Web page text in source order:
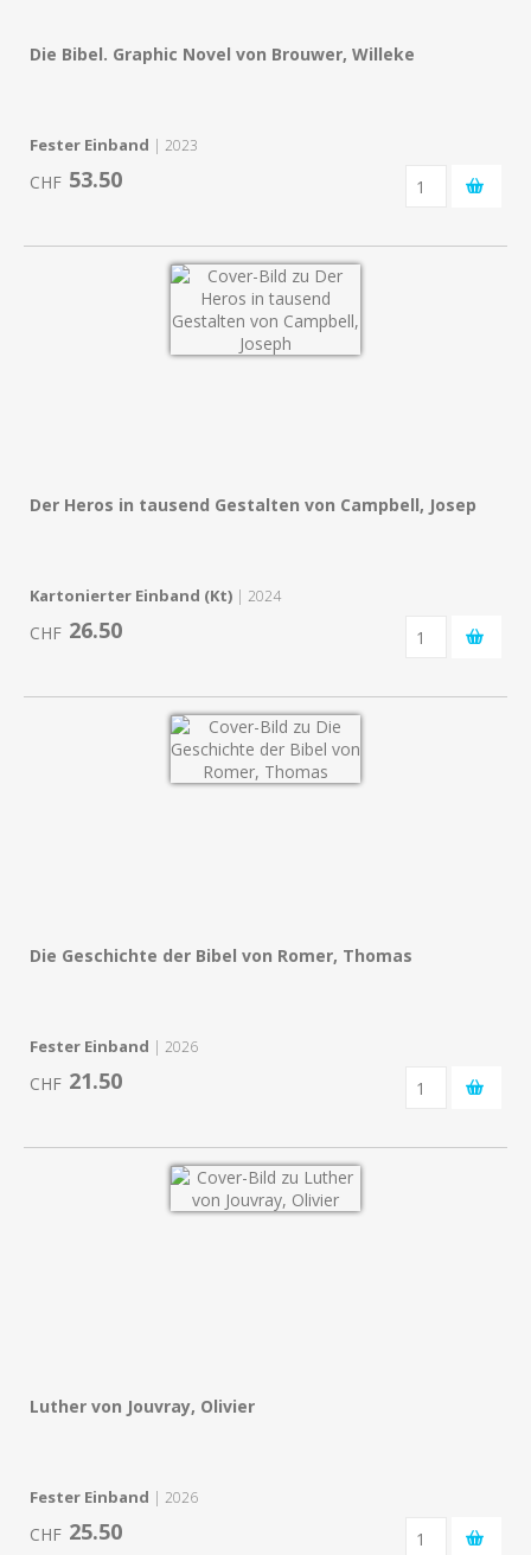
Die Bibel. Graphic Novel von Brouwer, Willeke
Fester Einband | 2023
CHF 53.50
Der Heros in tausend Gestalten von Campbell, Josep
Kartonierter Einband (Kt) | 2024
CHF 26.50
Die Geschichte der Bibel von Romer, Thomas
Fester Einband | 2026
CHF 21.50
Luther von Jouvray, Olivier
Fester Einband | 2026
CHF 25.50